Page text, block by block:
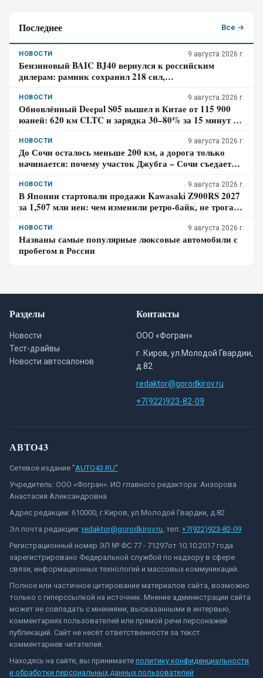
Последнее Все →
НОВОСТИ 9 августа 2026 г.
Бензиновый BAIC BJ40 вернулся к российским
дилерам: рамник сохранил 218 сил,
НОВОСТИ 9 августа 2026 г.
Обновлённый Deepal S05 вышел в Китае от 115 900
юаней: 620 км CLTC и зарядка 30–80% за 15 минут –
НОВОСТИ 9 августа 2026 г.
До Сочи осталось меньше 200 км, а дорога только
начинается: почему участок Джубга – Сочи съедает
НОВОСТИ 9 августа 2026 г.
В Японии стартовали продажи Kawasaki Z900RS 2027
за 1,507 млн иен: чем изменили ретро-байк, не трогая
НОВОСТИ 9 августа 2026 г.
Названы самые популярные люксовые автомобили с
пробегом в России
Разделы
Новости
Тест-драйвы
Новости автосалонов
Контакты
ООО «Фогран»
г. Киров, ул.Молодой Гвардии,
д.82
redaktor@gorodkirov.ru
+7(922)923-82-09
АВТО43
Сетевое издание "AUTO43.RU"
Учредитель: ООО «Фогран». ИО главного редактора: Анзорова
Анастасия Александровна
Адрес редакции: 610000, г.Киров, ул.Молодой Гвардии, д.82
Эл.почта редакции: redaktor@gorodkirov.ru , тел: +7(922)923-82-09
Регистрационный номер ЭЛ № ФС 77 - 71297от 10.10.2017 года
зарегистрировано Федеральной службой по надзору в сфере
связи, информационных технологий и массовых коммуникаций.
Полное или частичное цитирование материалов сайта, возможно
только с гиперссылкой на источник. Мнение администрации сайта
может не совпадать с мнениями, высказанными в интервью,
комментариях пользователей или прямой речи персонажей
публикаций. Сайт не несёт ответственности за текст
комментариев читателей.
Находясь на сайте, вы принимаете политику конфиденциальности
и обработки персональных данных пользователей